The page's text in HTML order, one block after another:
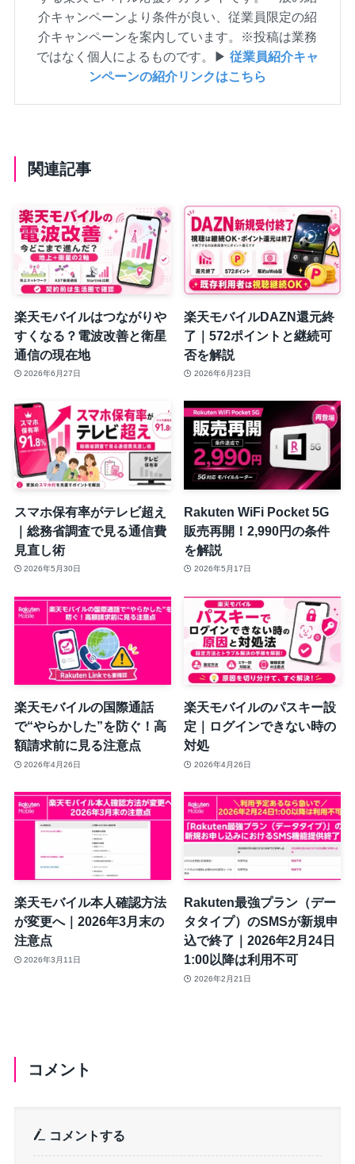
介キャンペーンより条件が良い、従業員限定の紹
介キャンペーンを案内しています。※投稿は業務
ではなく個人によるものです。▶ 従業員紹介キャ
ンペーンの紹介リンクはこちら
関連記事
楽天モバイルはつながりや
すくなる？電波改善と衛星
通信の現在地
2026年6月27日
楽天モバイルDAZN還元終
了｜572ポイントと継続可
否を解説
2026年6月23日
スマホ保有率がテレビ超え
｜総務省調査で見る通信費
見直し術
2026年5月30日
Rakuten WiFi Pocket 5G
販売再開！2,990円の条件
を解説
2026年5月17日
楽天モバイルの国際通話
で“やらかした”を防ぐ！高
額請求前に見る注意点
2026年4月26日
楽天モバイルのパスキー設
定｜ログインできない時の
対処
2026年4月26日
楽天モバイル本人確認方法
が変更へ｜2026年3月末の
注意点
2026年3月11日
Rakuten最強プラン（デー
タタイプ）のSMSが新規申
込で終了｜2026年2月24日
1:00以降は利用不可
2026年2月21日
コメント
コメントする